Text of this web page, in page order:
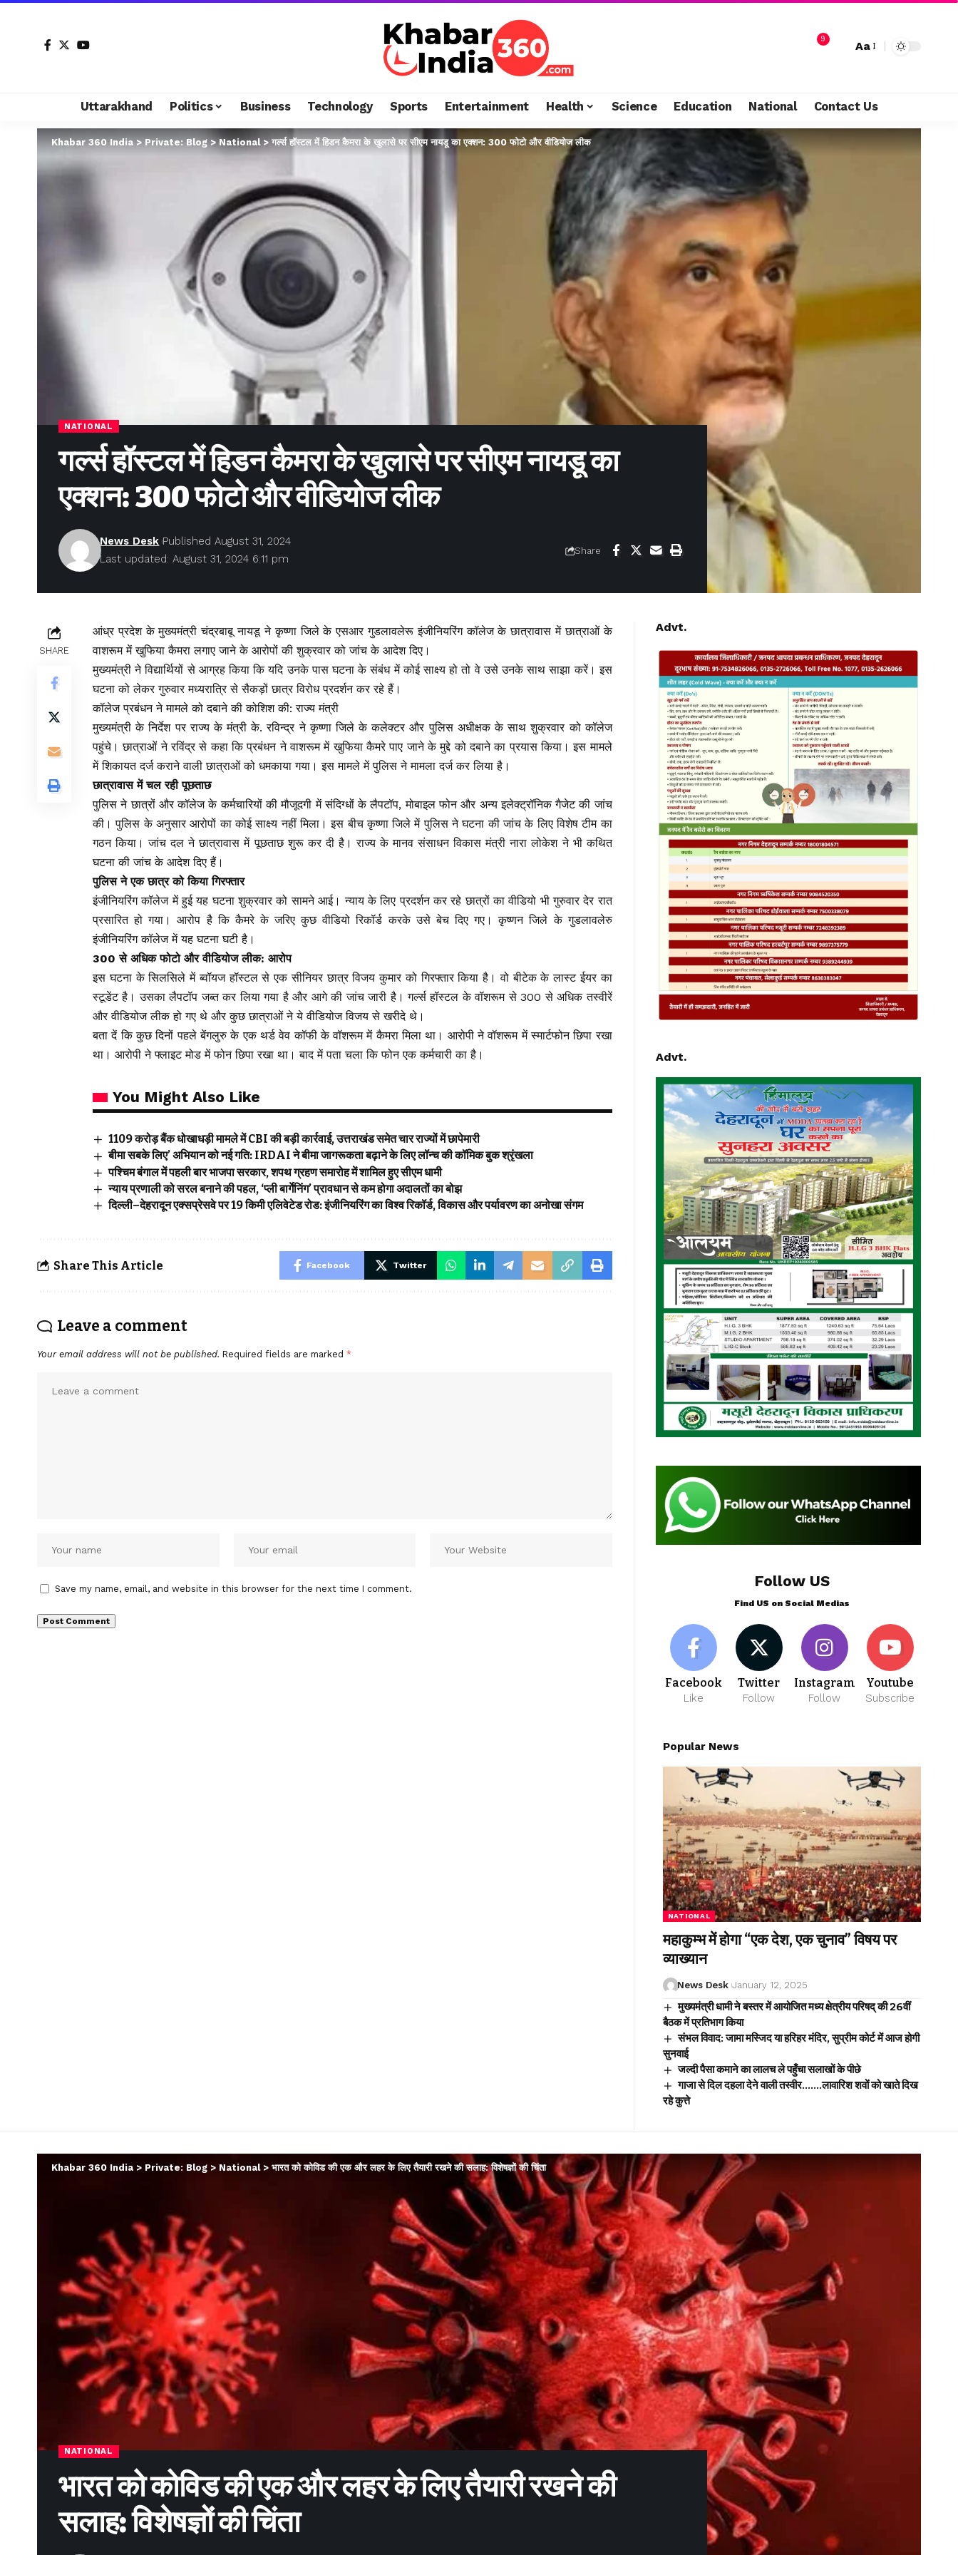
9
Aa
Uttarakhand Politics Business Technology Sports Entertainment Health Science Education National Contact Us
Khabar 360 India > Private: Blog >National> गर्ल्स हॉस्टल में हिडन कैमरा के खुलासे पर सीएम नायडू का एक्शन: 300 फोटो और वीडियोज लीक
NATIONAL
गर्ल्स हॉस्टल में हिडन कैमरा के खुलासे पर सीएम नायडू का
एक्शन: 300 फोटो और वीडियोज लीक
Last updated: August 31, 2024 6:11 pm
News Desk Published August 31, 2024
Share
SHARE
आंध्र प्रदेश के मुख्यमंत्री चंद्रबाबू नायडू ने कृष्णा जिले के एसआर गुडलावलेरू इंजीनियरिंग कॉलेज के छात्रावास में छात्राओं के
वाशरूम में खुफिया कैमरा लगाए जाने के आरोपों की शुक्रवार को जांच के आदेश दिए।
मुख्यमंत्री ने विद्यार्थियों से आग्रह किया कि यदि उनके पास घटना के संबंध में कोई साक्ष्य हो तो वे उसे उनके साथ साझा करें। इस
घटना को लेकर गुरुवार मध्यरात्रि से सैकड़ों छात्र विरोध प्रदर्शन कर रहे हैं।
कॉलेज प्रबंधन ने मामले को दबाने की कोशिश की: राज्य मंत्री
मुख्यमंत्री के निर्देश पर राज्य के मंत्री के. रविन्द्र ने कृष्णा जिले के कलेक्टर और पुलिस अधीक्षक के साथ शुक्रवार को कॉलेज
पहुंचे। छात्राओं ने रविंद्र से कहा कि प्रबंधन ने वाशरूम में खुफिया कैमरे पाए जाने के मुद्दे को दबाने का प्रयास किया। इस मामले
में शिकायत दर्ज कराने वाली छात्राओं को धमकाया गया। इस मामले में पुलिस ने मामला दर्ज कर लिया है।
छात्रावास में चल रही पूछताछ
पुलिस ने छात्रों और कॉलेज के कर्मचारियों की मौजूदगी में संदिग्धों के लैपटॉप, मोबाइल फोन और अन्य इलेक्ट्रॉनिक गैजेट की जांच
की। पुलिस के अनुसार आरोपों का कोई साक्ष्य नहीं मिला। इस बीच कृष्णा जिले में पुलिस ने घटना की जांच के लिए विशेष टीम का
गठन किया। जांच दल ने छात्रावास में पूछताछ शुरू कर दी है। राज्य के मानव संसाधन विकास मंत्री नारा लोकेश ने भी कथित
घटना की जांच के आदेश दिए हैं।
पुलिस ने एक छात्र को किया गिरफ्तार
इंजीनियरिंग कॉलेज में हुई यह घटना शुक्रवार को सामने आई। न्याय के लिए प्रदर्शन कर रहे छात्रों का वीडियो भी गुरुवार देर रात
प्रसारित हो गया। आरोप है कि कैमरे के जरिए कुछ वीडियो रिकॉर्ड करके उसे बेच दिए गए। कृष्णन जिले के गुडलावलेरु
इंजीनियरिंग कॉलेज में यह घटना घटी है।
300 से अधिक फोटो और वीडियोज लीक: आरोप
इस घटना के सिलसिले में ब्वॉयज हॉस्टल से एक सीनियर छात्र विजय कुमार को गिरफ्तार किया है। वो बीटेक के लास्ट ईयर का
स्टूडेंट है। उसका लैपटॉप जब्त कर लिया गया है और आगे की जांच जारी है। गर्ल्स हॉस्टल के वॉशरूम से 300 से अधिक तस्वीरें
और वीडियोज लीक हो गए थे और कुछ छात्राओं ने ये वीडियोज विजय से खरीदे थे।
बता दें कि कुछ दिनों पहले बेंगलुरु के एक थर्ड वेव कॉफी के वॉशरूम में कैमरा मिला था। आरोपी ने वॉशरूम में स्मार्टफोन छिपा रखा
था। आरोपी ने फ्लाइट मोड में फोन छिपा रखा था। बाद में पता चला कि फोन एक कर्मचारी का है।
You Might Also Like
₹1109 करोड़ बैंक धोखाधड़ी मामले में CBI की बड़ी कार्रवाई, उत्तराखंड समेत चार राज्यों में छापेमारी
बीमा सबके लिए’ अभियान को नई गति: IRDAI ने बीमा जागरूकता बढ़ाने के लिए लॉन्च की कॉमिक बुक श्रृंखला
पश्चिम बंगाल में पहली बार भाजपा सरकार, शपथ ग्रहण समारोह में शामिल हुए सीएम धामी
न्याय प्रणाली को सरल बनाने की पहल, ‘प्ली बार्गेनिंग’ प्रावधान से कम होगा अदालतों का बोझ
दिल्ली–देहरादून एक्सप्रेसवे पर 19 किमी एलिवेटेड रोड: इंजीनियरिंग का विश्व रिकॉर्ड, विकास और पर्यावरण का अनोखा संगम
Share This Article Facebook Twitter
Leave a comment
Your email address will not be published. Required fields are marked *
Save my name, email, and website in this browser for the next time I comment.
Advt.
Advt.
Follow US
Find US on Social Medias
Facebook
Like
Twitter
Follow
Instagram
Follow
Youtube
Subscribe
Popular News
NATIONAL
महाकुम्भ में होगा “एक देश, एक चुनाव” विषय पर
व्याख्यान
News Desk January 12, 2025
मुख्यमंत्री धामी ने बस्तर में आयोजित मध्य क्षेत्रीय परिषद् की 26वीं
बैठक में प्रतिभाग किया
संभल विवाद: जामा मस्जिद या हरिहर मंदिर, सुप्रीम कोर्ट में आज होगी
सुनवाई
जल्दी पैसा कमाने का लालच ले पहुँचा सलाखों के पीछे
गाजा से दिल दहला देने वाली तस्वीर…….लावारिश शवों को खाते दिख
रहे कुत्ते
Khabar 360 India > Private: Blog > National> भारत को कोविड की एक और लहर के लिए तैयारी रखने की सलाह: विशेषज्ञों की चिंता
NATIONAL
भारत को कोविड की एक और लहर के लिए तैयारी रखने की
सलाह: विशेषज्ञों की चिंता